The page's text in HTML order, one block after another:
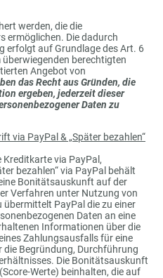
werden, die die
ermöglichen. Die dadurch
erfolgt auf Grundlage des Art. 6
überwiegenden berechtigten
Angebot von
das Recht aus Gründen, die
ergeben, jederzeit dieser
Daten zu
via PayPal & „Später bezahlen“
Kreditkarte via PayPal,
bezahlen“ via PayPal behält
Bonitätsauskunft auf der
Verfahren unter Nutzung von
PayPal die zu einer
Daten an eine
Informationen über die
Zahlungsausfalls für eine
Begründung, Durchführung
Die Bonitätsauskunft
Werte) beinhalten, die auf